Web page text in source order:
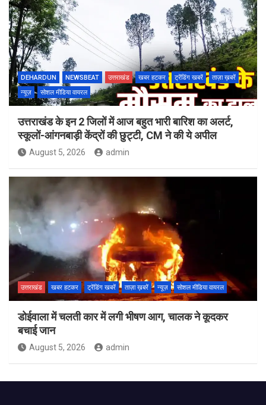
DEHARDUN NEWSBEAT उत्तराखंड खबर हटकर ट्रेंडिंग खबरें
ताज़ा ख़बरें
न्यूज़
सोशल मीडिया वायरल
उत्तराखंड के इन 2 जिलों में आज बहुत भारी बारिश का अलर्ट,
स्कूलों-आंगनबाड़ी केंद्रों की छुट्टी, CM ने की ये अपील
August 5, 2026 admin
उत्तराखंड खबर हटकर ट्रेंडिंग खबरें ताज़ा ख़बरें न्यूज़ सोशल मीडिया वायरल
डोईवाला में चलती कार में लगी भीषण आग, चालक ने कूदकर
बचाई जान
August 5, 2026 admin